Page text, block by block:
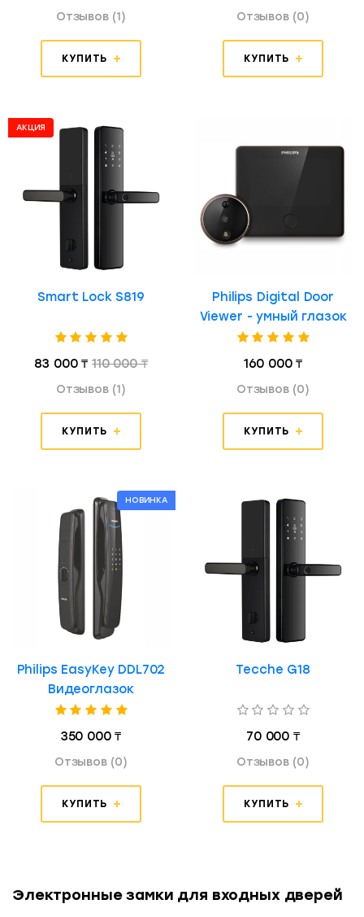
Отзывов (1)
КУПИТЬ
Отзывов (0)
КУПИТЬ
АКЦИЯ
Smart Lock S819
83 000 ₸ 110 000 ₸
Отзывов (1)
КУПИТЬ
Philips Digital Door
Viewer - умный глазок
160 000 ₸
Отзывов (0)
КУПИТЬ
НОВИНКА
Philips EasyKey DDL702
Видеоглазок
350 000 ₸
Отзывов (0)
КУПИТЬ
Tecche G18
70 000 ₸
Отзывов (0)
КУПИТЬ
Электронные замки для входных дверей